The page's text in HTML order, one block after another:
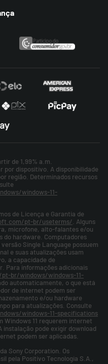
de 1,99% a.m.
por dispositivo. A disponibilidade
região. Determinados recursos
windows-11-
de Licença e Garantia de
pt-br/useterms/. Alguns
microfone, alto-falantes e/ou
do hardware. Computadores
Single Language possuem
e suas atualizações usam
a capacidade de
Para informações adicionais
br/windows/windows-11-
automaticamente, o que está
de internet podem ser
e/ou hardware
para atualizações. Consulte
windows-11-specifications
Windows 11 requerem internet
pode exigir download
podem ser aplicadas.
Sony Corporation. Os
pela Positivo Tecnologia S.A.,